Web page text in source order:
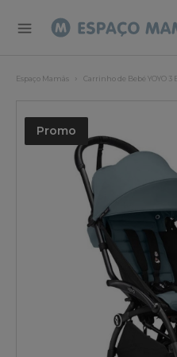
Espaço Mamãs Carrinho de Bebé YOYO 3
Promo